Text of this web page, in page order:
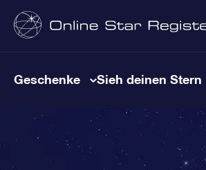
Geschenke Sieh deinen Stern